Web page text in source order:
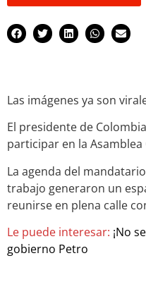
Las imágenes ya son
El presidente de
participar en la Asamblea
La agenda del
trabajo generaron un
reunirse en plena calle
Le puede interesar: ¡No
gobierno Petro